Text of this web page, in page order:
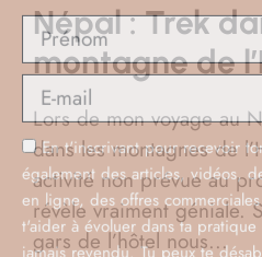
Népal : Trek
montagne de
Lors de mon voyage au
dans les montagnes de
activité non prévue au
révèle vraiment géniale.
gars de l’hôtel nous...